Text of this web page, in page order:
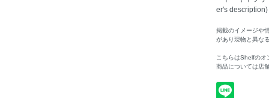
er's
掲載のイメージや
があり現物と異な
こちらはShelfのオ
商品については店